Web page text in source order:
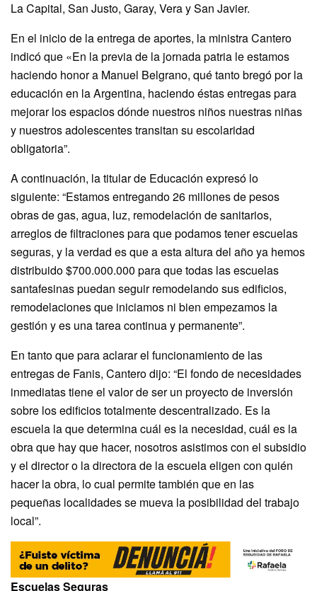
La Capital, San Justo, Garay, Vera y San Javier.
En el inicio de la entrega de aportes, la ministra Cantero
indicó que «En la previa de la jornada patria le estamos
haciendo honor a Manuel Belgrano, qué tanto bregó por la
educación en la Argentina, haciendo éstas entregas para
mejorar los espacios dónde nuestros niños nuestras niñas
y nuestros adolescentes transitan su escolaridad
obligatoria”.
A continuación, la titular de Educación expresó lo
siguiente: “Estamos entregando 26 millones de pesos
obras de gas, agua, luz, remodelación de sanitarios,
arreglos de filtraciones para que podamos tener escuelas
seguras, y la verdad es que a esta altura del año ya hemos
distribuido $700.000.000 para que todas las escuelas
santafesinas puedan seguir remodelando sus edificios,
remodelaciones que iniciamos ni bien empezamos la
gestión y es una tarea continua y permanente”.
En tanto que para aclarar el funcionamiento de las
entregas de Fanis, Cantero dijo: “El fondo de necesidades
inmediatas tiene el valor de ser un proyecto de inversión
sobre los edificios totalmente descentralizado. Es la
escuela la que determina cuál es la necesidad, cuál es la
obra que hay que hacer, nosotros asistimos con el subsidio
y el director o la directora de la escuela eligen con quién
hacer la obra, lo cual permite también que en las
pequeñas localidades se mueva la posibilidad del trabajo
local”.
Escuelas Seguras